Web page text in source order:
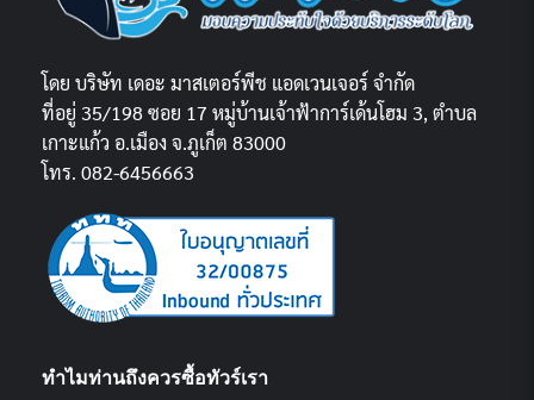
โดย บริษัท เดอะ มาสเตอร์พีช แอดเวนเจอร์ จำกัด
ที่อยู่ 35/198 ซอย 17 หมู่บ้านเจ้าฟ้าการ์เด้นโฮม 3, ตำบล
เกาะแก้ว อ.เมือง จ.ภูเก็ต 83000
โทร. 082-6456663
ทำไมท่านถึงควรซื้อทัวร์เรา